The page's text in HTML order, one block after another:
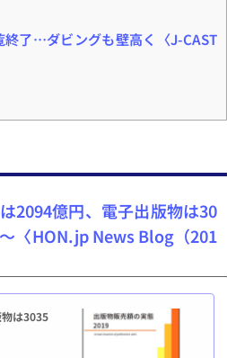
了…ダビングも壁高く〈J-CAST
2094億円、電子出版物は30
〈HON.jp News Blog（201
は3035